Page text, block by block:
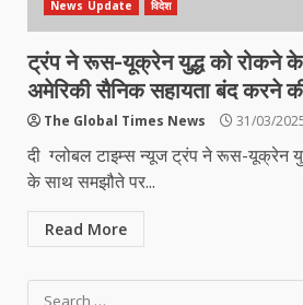
News Update विदेश
ट्रंप ने रूस-यूक्रेन युद्ध को रोकने
अमेरिकी सैनिक सहायता बंद करने
The Global Times News 31/03/
दी ग्लोबल टाइम्स न्यूज ट्रंप ने रूस-यूक्रेन
के साथ समझौते पर...
Read More
Search